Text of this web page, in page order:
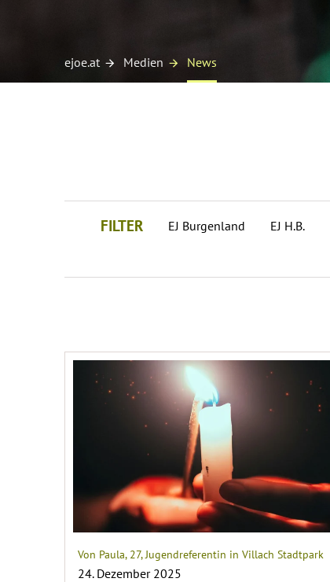
ejoe.at Medien News
FILTER EJ Burgenland EJ H.B.
Von Paula, 27, Jugendreferentin in Villach Stadtpark
24. Dezember 2025